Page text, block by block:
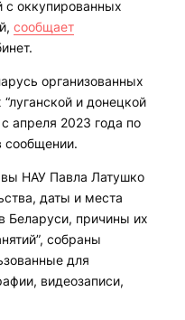
с оккупированных
сообщает
организованных
и донецкой
апреля 2023 года по
сообщении.
НАУ Павла Латушко
даты и места
Беларуси, причины их
собраны
для
видеозаписи,